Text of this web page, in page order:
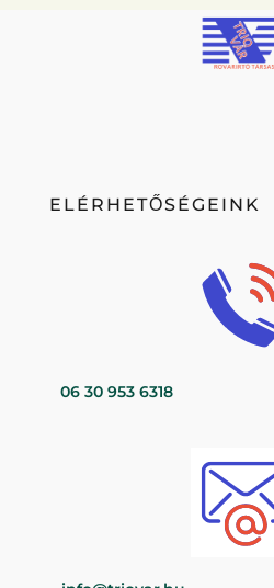
ELÉRHETŐSÉGEINK
06 30 953 6318